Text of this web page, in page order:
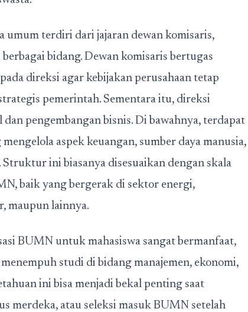
umum terdiri dari jajaran dewan komisaris,
bidang. Dewan komisaris bertugas
direksi agar kebijakan perusahaan tetap
pemerintah. Sementara itu, direksi
pengembangan bisnis. Di bawahnya, terdapat
aspek keuangan, sumber daya manusia,
ini biasanya disesuaikan dengan skala
baik yang bergerak di sektor energi,
maupun lainnya.
BUMN untuk mahasiswa sangat bermanfaat,
studi di bidang manajemen, ekonomi,
ini bisa menjadi bekal penting saat
merdeka, atau seleksi masuk BUMN setelah